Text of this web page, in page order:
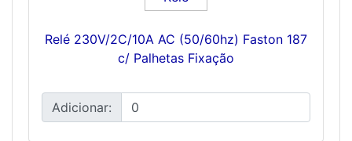
Relé 230V/2C/10A AC (50/60hz) Faston 187
c/ Palhetas Fixação
Adicionar: